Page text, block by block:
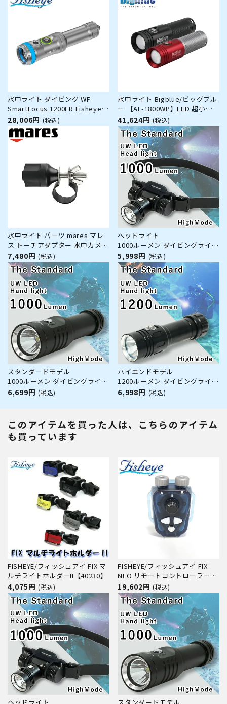
水中ライト ダイビング WF
SmartFocus 1200FR Fisheye
フィッシュアイ WEEFINE LED
ワイド 切替 EFモード 瞬間光 ス
トロボ フォーカス マクロ 充電
28,006円 (税込)
水中ライト Bigblue/ビッグブル
ー 【AL-1800WP】LED 超小型
軽量 コンパクト フルアルミ 凸
レンズ フラット配光 4段階調光
SOS点滅 長時間照射 防水 耐圧
耐腐食 マクロ 撮影 機材 アクセ
サリー ボールアダプター
41,624円 (税込)
水中ライト パーツ mares マレ
ス トーチアダプター 水中カメラ
アーム|水中 ダイビングライト
防水 ダイビング用品 アウトドア
アウトドアライト ハンディ ハン
ディライト
7,480円 (税込)
ヘッドライト
1000ルーメン ダイビングライト
UW LED ヘッド ライト 1000 /
HighMode The Standard ザ・
スタンダード 18650バッテリー
【バッテリー・充電器 別売】
5,998円 (税込)
スタンダードモデル
1000ルーメン ダイビングライト
UW LED ハンド ライト 1000 /
【バッテリー・充電器 別売】
18650
6,699円 (税込)
ハイエンドモデル
1200ルーメン ダイビングライト
UW LED ハンド ライト 1200 /
【バッテリー・充電器 別売】
6,998円 (税込)
このアイテムを買った人は、こちらのアイテム
も買っています
FISHEYE/フィッシュアイ FIX マ
ルチライトホルダーII【40230】
4,075円 (税込)
FISHEYE/フィッシュアイ FIX
NEO リモートコントローラー
FRI【30329】
19,602円 (税込)